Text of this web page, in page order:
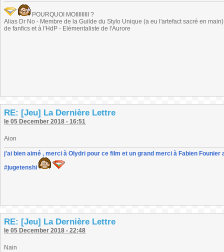
POURQUOI MOIIIIIIIII ?
Alias Dr No - Membre de la Guilde du Stylo Unique (a eu l'artefact sacré en
de fanfics et à l'HdP - Elémentaliste de l'Aurore
RE: [Jeu] La Dernière Lettre
le 05 December 2018 - 16:51
Aion
j'ai bien aimé , merci à Olydri pour ce film et un grand merci à Fabien
#jugetenshi
RE: [Jeu] La Dernière Lettre
le 05 December 2018 - 22:48
Nain